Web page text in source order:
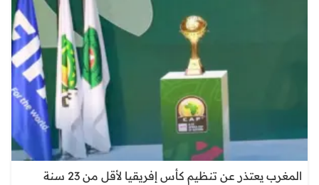
المغرب يعتذر عن تنظيم كأس إفريقيا لأقل من 23 سنة